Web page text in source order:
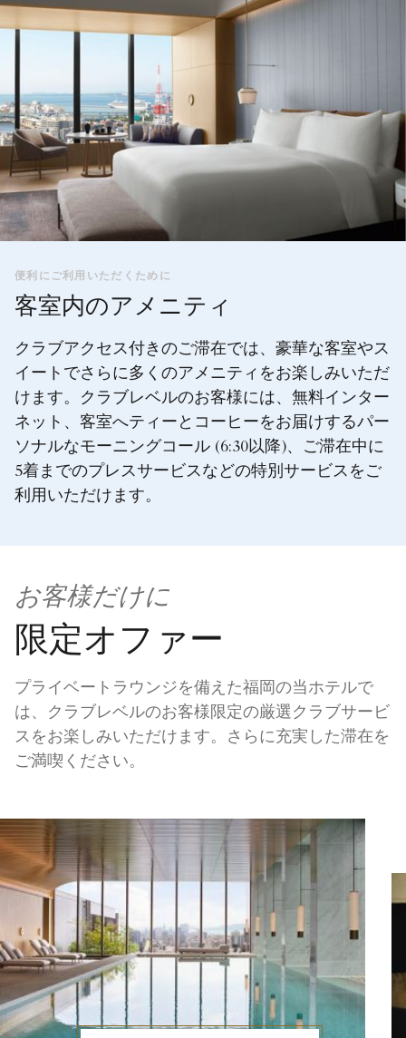
便利にご利用いただくために
客室内のアメニティ
クラブアクセス付きのご滞在では、豪華な客室やス
イートでさらに多くのアメニティをお楽しみいただ
けます。クラブレベルのお客様には、無料インター
ネット、客室へティーとコーヒーをお届けするパー
ソナルなモーニングコール (6:30以降)、ご滞在中に
5着までのプレスサービスなどの特別サービスをご
利用いただけます。
お客様だけに
限定オファー
プライベートラウンジを備えた福岡の当ホテルで
は、クラブレベルのお客様限定の厳選クラブサービ
スをお楽しみいただけます。さらに充実した滞在を
ご満喫ください。